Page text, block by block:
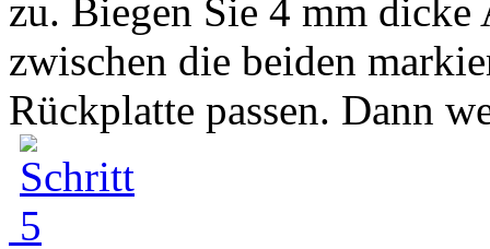
zu. Biegen Sie 4 mm dicke
zwischen die beiden
Rückplatte passen. Dann